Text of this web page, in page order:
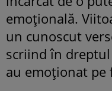
emoțională.
un cunoscut
scriind în
au emoționat pe